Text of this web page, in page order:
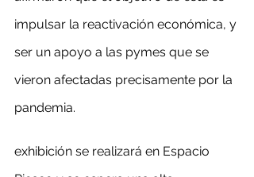
impulsar la reactivación económica, y
ser un apoyo a las pymes que se
vieron afectadas precisamente por la
pandemia.
exhibición se realizará en Espacio